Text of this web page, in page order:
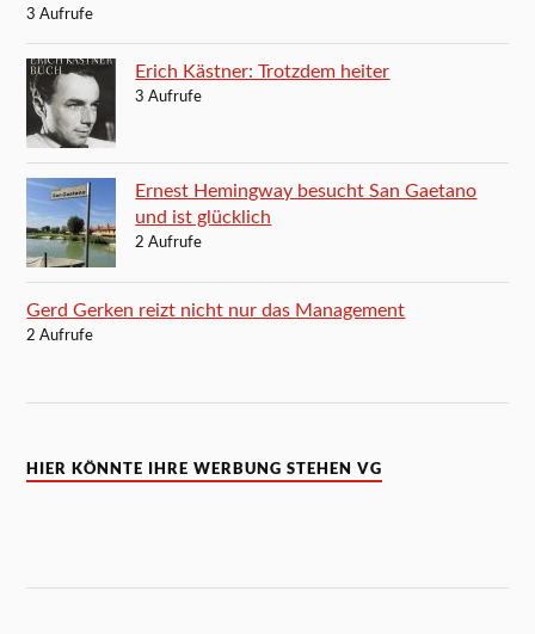
3 Aufrufe
Erich Kästner: Trotzdem heiter
3 Aufrufe
Ernest Hemingway besucht San Gaetano
und ist glücklich
2 Aufrufe
Gerd Gerken reizt nicht nur das Management
2 Aufrufe
HIER KÖNNTE IHRE WERBUNG STEHEN VG